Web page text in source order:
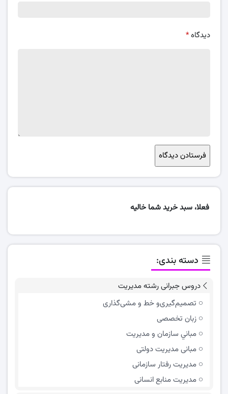
دیدگاه*
فعلا، سبد خرید شما خالیه
دسته بندی:
دروس جبرانی رشته مدیریت
تصمیم‌گیری‌و خط و مشی‌گذاری
زبان تخصصی
مباني سازمان و مديريت
مبانی مدیریت دولتی
مدیریت رفتار سازمانی
مدیریت منابع انسانی